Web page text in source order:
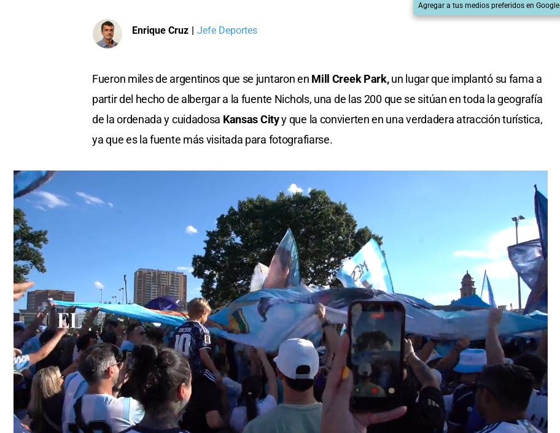
Agregar a tus medios preferidos en Google
Enrique Cruz | Jefe Deportes
Fueron miles de argentinos que se juntaron en Mill Creek Park,un lugar que implantó su fama a
partir del hecho de albergar a la fuente Nichols, una de las 200 que se sitúan en toda la geografía
de la ordenada y cuidadosa Kansas Cityy que la convierten en una verdadera atracción turística,
ya que es la fuente más visitada para fotografiarse.